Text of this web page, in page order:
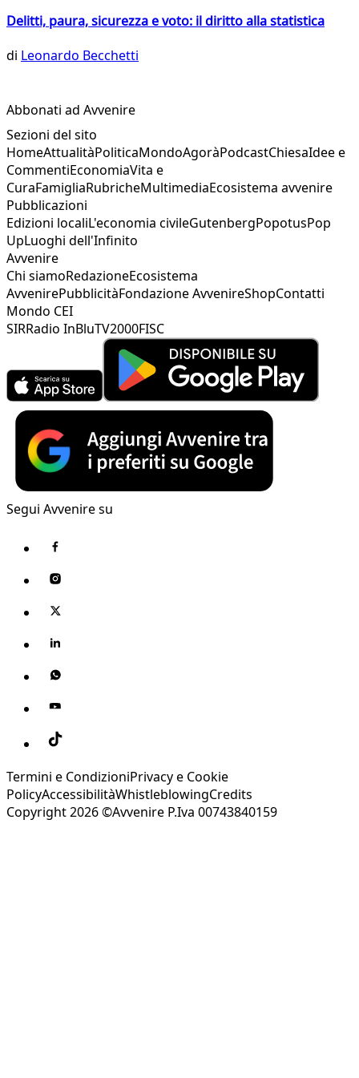
Delitti, paura, sicurezza e voto: il diritto alla statistica
di Leonardo Becchetti
Abbonati ad Avvenire
Sezioni del sito
HomeAttualitàPoliticaMondoAgoràPodcastChiesaIdee e
CommentiEconomiaVita e
CuraFamigliaRubricheMultimediaEcosistema avvenire
Pubblicazioni
Edizioni localiL'economia civileGutenbergPopotusPop
UpLuoghi dell'Infinito
Avvenire
Chi siamoRedazioneEcosistema
AvvenirePubblicitàFondazione AvvenireShopContatti
Mondo CEI
SIRRadio InBluTV2000FISC
Segui Avvenire su
Termini e CondizioniPrivacy e Cookie
PolicyAccessibilitàWhistleblowingCredits
Copyright 2026 ©Avvenire P.Iva 00743840159